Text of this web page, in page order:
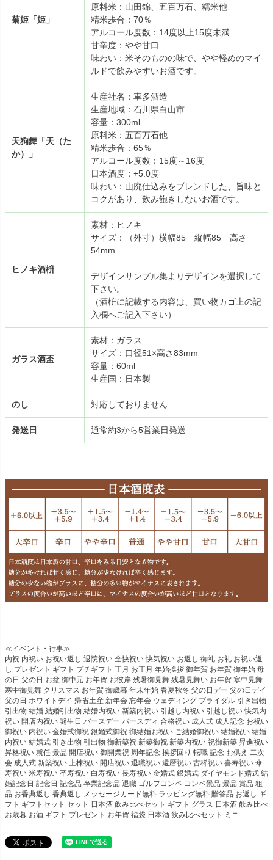
菊姫「姫」
原料米：山田錦、五百万石、糯米他
精米歩合：70％
アルコール度数：14度以上15度未満
甘辛度：やや甘口
味わい：米そのものの味で、やや軽めのマイ
ルドで飲みやすいお酒です。
天狗舞「天（た
か）」
生産社名：車多酒造
生産地域：石川県白山市
容量：300ml
原料米：五百万石他
精米歩合：65％
アルコール度数：15度～16度
日本酒度：+5.0度
味わい：山廃仕込みをブレンドした、旨味と
コクがあり、飲み飽きしないお酒です。
ヒノキ酒枡
素材：ヒノキ
サイズ：（外寸）横幅85 縦幅85 高さ
54mm
デザインサンプル集よりデザインを選択して
下さい。
（酒枡に記載する内容は、買い物カゴ上の記
入欄へご記入下さい）
ガラス酒盃
素材：ガラス
サイズ：口径51×高さ83mm
容量：60ml
生産国：日本製
のし 対応しておりません
発送日 通常約3から5営業日発送
≪イベント・行事≫
内祝 内祝い お祝い返し 退院祝い 全快祝い 快気祝い お返し 御礼 お礼 お祝い返
し プレゼント ギフト プチギフト 正月 お正月 年始挨拶 御年賀 お年賀 御年始 母
の日 父の日 お盆 御中元 お年賀 お彼岸 残暑御見舞 残暑見舞い お年賀 寒中見舞
寒中御見舞 クリスマス お年賀 御歳暮 年末年始 春夏秋冬 父の日デー 父の日デイ
父の日 ホワイトデイ 帰省土産 新年会 忘年会 ウェディング ブライダル 引き出物
引出物 結婚 結婚引出物 結婚内祝い 新築内祝い 引越し内祝い 引越し祝い 快気内
祝い 開店内祝い 誕生日 バースデー バースディ 合格祝い 成人式 成人記念 お祝い
御祝い 内祝い 金婚式御祝 銀婚式御祝 御結婚お祝い ご結婚御祝い 結婚祝い 結婚
内祝い 結婚式 引き出物 引出物 御新築祝 新築御祝 新築内祝い 祝御新築 昇進祝い
昇格祝い 就任 景品 開店祝い 御開業祝 周年記念 挨拶回り 転職 記念 お供え 二次
会 成人式 新築祝い 上棟祝い 開店祝い 退職祝い 還暦祝い 古稀祝い 喜寿祝い 傘
寿祝い 米寿祝い 卒寿祝い 白寿祝い 長寿祝い 金婚式 銀婚式 ダイヤモンド婚式 結
婚記念日 記念日 記念品 卒業記念品 退職 ゴルフコンペ コンペ景品 景品 賞品 粗
品 お香典返し 香典返し メッセージカード無料 ラッピング無料 贈答品 お返し ギ
フト ギフトセット セット 日本酒 飲み比べセット ギフト グラス 日本酒 飲み比べ
お歳暮 お酒 ギフト プレゼント お年賀 福袋 日本酒 飲み比べセット ミニ